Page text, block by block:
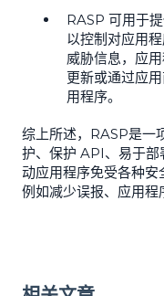
RASP 可用于
以控制对应用
威胁信息，应
更新或通过应
用程序。
综上所述，RASP是一
护、保护 API、易于部
动应用程序免受各种安
例如减少误报、应用程